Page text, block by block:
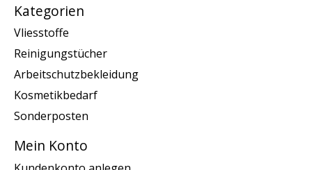
Kategorien
Vliesstoffe
Reinigungstücher
Arbeitschutzbekleidung
Kosmetikbedarf
Sonderposten
Mein Konto